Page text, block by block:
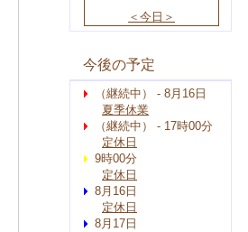
＜今日＞
今後の予定
（継続中） - 8月16日
夏季休業
（継続中） - 17時00分
定休日
9時00分
定休日
8月16日
定休日
8月17日